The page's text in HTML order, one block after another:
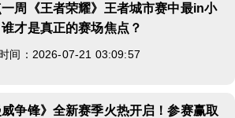
周《王者荣耀》王者城市赛中最in小
才是真正的赛场焦点？
间：2026-07-21 03:09:57
威争锋》全新赛季火热开启！参赛赢取